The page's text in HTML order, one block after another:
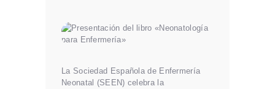
La Sociedad Española de Enfermería
Neonatal (SEEN) celebra la